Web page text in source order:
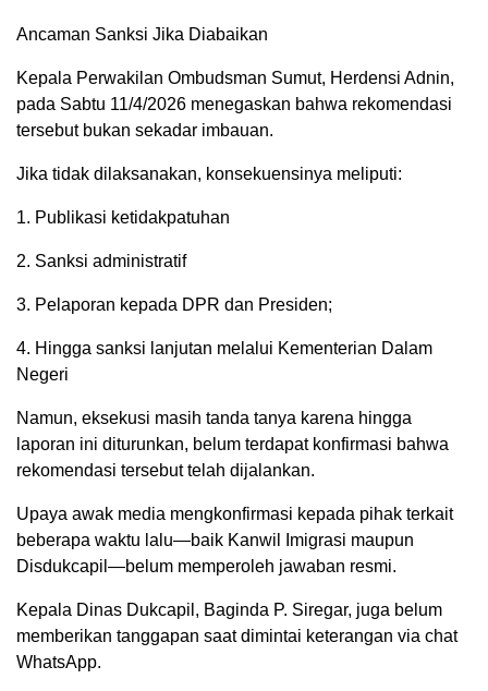
Ancaman Sanksi Jika Diabaikan
Kepala Perwakilan Ombudsman Sumut, Herdensi Adnin,
pada Sabtu 11/4/2026 menegaskan bahwa rekomendasi
tersebut bukan sekadar imbauan.
Jika tidak dilaksanakan, konsekuensinya meliputi:
1. Publikasi ketidakpatuhan
2. Sanksi administratif
3. Pelaporan kepada DPR dan Presiden;
4. Hingga sanksi lanjutan melalui Kementerian Dalam
Negeri
Namun, eksekusi masih tanda tanya karena hingga
laporan ini diturunkan, belum terdapat konfirmasi bahwa
rekomendasi tersebut telah dijalankan.
Upaya awak media mengkonfirmasi kepada pihak terkait
beberapa waktu lalu—baik Kanwil Imigrasi maupun
Disdukcapil—belum memperoleh jawaban resmi.
Kepala Dinas Dukcapil, Baginda P. Siregar, juga belum
memberikan tanggapan saat dimintai keterangan via chat
WhatsApp.